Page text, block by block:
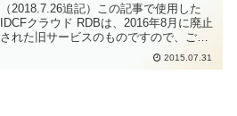
（2018.7.26追記）この記事で使用した
IDCFクラウド RDBは、2016年8月に廃止
された旧サービスのものですので、ご注
意ください。その後、IDCFクラウドの
RDBは、2018年6月に新たな形で（再）
2015.07.31